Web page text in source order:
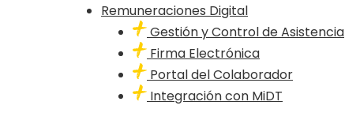
Remuneraciones Digital
Gestión y Control de Asistencia
Firma Electrónica
Portal del Colaborador
Integración con MiDT